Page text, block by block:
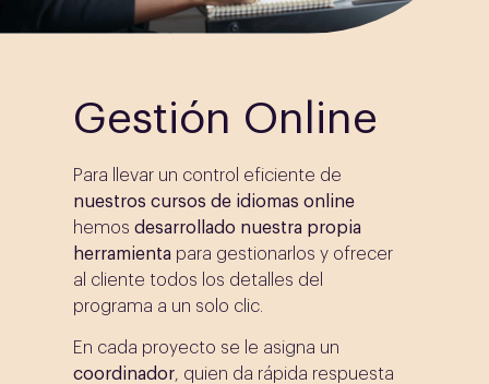
Gestión Online
Para llevar un control eficiente de
nuestros cursos de idiomas online
hemosdesarrollado nuestra propia
herramienta para gestionarlos y ofrecer
al cliente todos los detalles del
programa a un solo clic.
En cada proyecto se le asigna un
coordinador, quien da rápida respuesta